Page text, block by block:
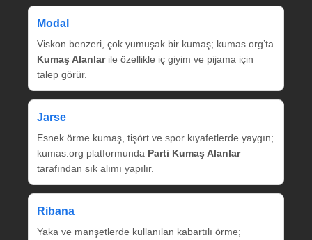
Modal
Viskon benzeri, çok yumuşak bir kumaş; kumas.org’ta
Kumaş Alanlarile özellikle iç giyim ve pijama için
talep görür.
Jarse
Esnek örme kumaş, tişört ve spor kıyafetlerde yaygın;
kumas.org platformunda Parti Kumaş Alanlar
tarafından sık alımı yapılır.
Ribana
Yaka ve manşetlerde kullanılan kabartılı örme;